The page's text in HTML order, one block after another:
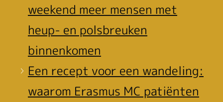
weekend meer mensen met
heup- en polsbreuken
binnenkomen
Een recept voor een wandeling:
waarom Erasmus MC patiënten